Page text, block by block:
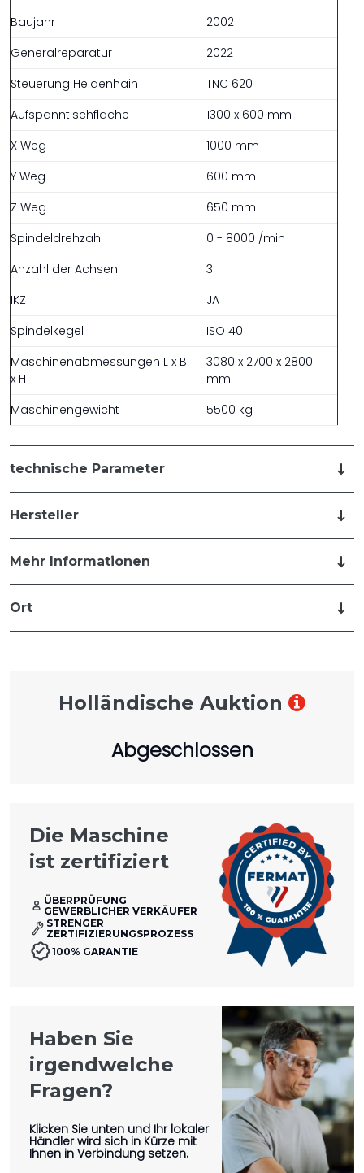
Baujahr
2002
Generalreparatur
2022
Steuerung Heidenhain
TNC 620
Aufspanntischfläche
1300 x 600 mm
X Weg
1000 mm
Y Weg
600 mm
Z Weg
650 mm
Spindeldrehzahl
0 - 8000 /min
Anzahl der Achsen
3
IKZ
JA
Spindelkegel
ISO 40
Maschinenabmessungen L x B
x H
3080 x 2700 x 2800
mm
Maschinengewicht
5500 kg
technische Parameter
Hersteller
Mehr Informationen
Ort
Holländische Auktion
Abgeschlossen
Die Maschine
ist zertifiziert
ÜBERPRÜFUNG
GEWERBLICHER VERKÄUFER
STRENGER
ZERTIFIZIERUNGSPROZESS
100% GARANTIE
Haben Sie
irgendwelche
Fragen?
Klicken Sie unten und Ihr lokaler
Händler wird sich in Kürze mit
Ihnen in Verbindung setzen.